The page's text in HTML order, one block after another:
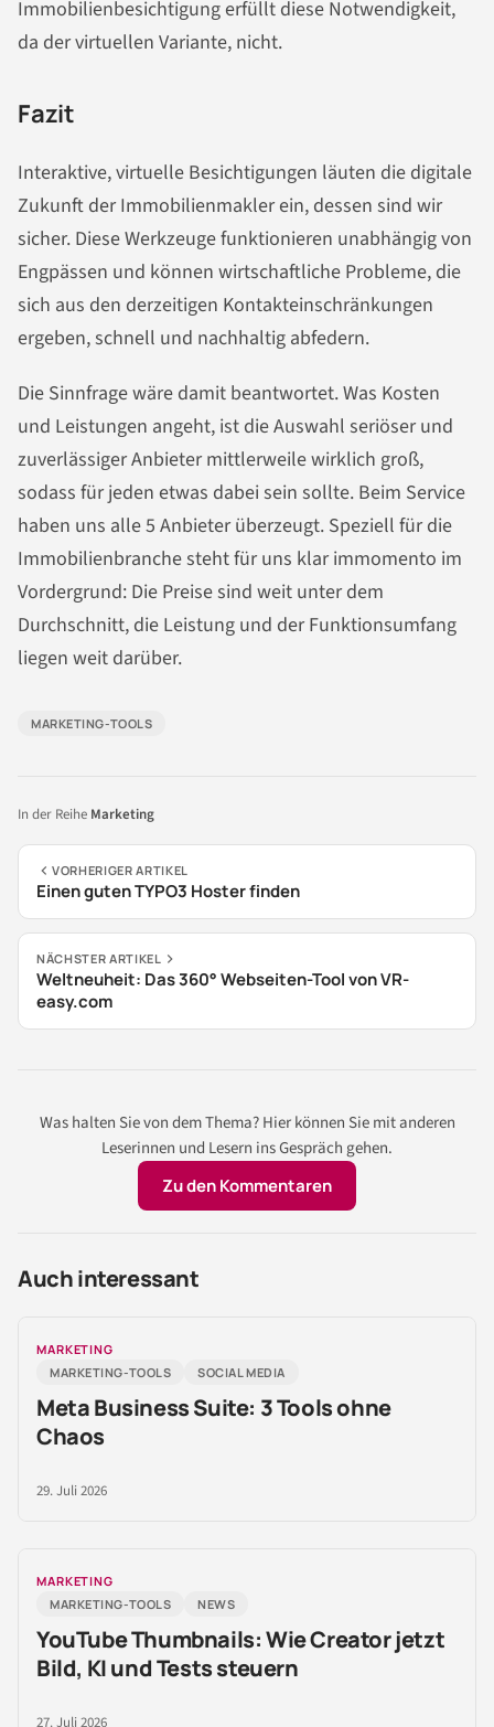
Immobilienbesichtigung erfüllt diese Notwendigkeit,
da der virtuellen Variante, nicht.
Fazit
Interaktive, virtuelle Besichtigungen läuten die digitale
Zukunft der Immobilienmakler ein, dessen sind wir
sicher. Diese Werkzeuge funktionieren unabhängig von
Engpässen und können wirtschaftliche Probleme, die
sich aus den derzeitigen Kontakteinschränkungen
ergeben, schnell und nachhaltig abfedern.
Die Sinnfrage wäre damit beantwortet.Was Kosten
und Leistungen angeht, ist die Auswahl seriöser und
zuverlässiger Anbieter mittlerweile wirklich groß,
sodass für jeden etwas dabei sein sollte. Beim Service
haben uns alle 5 Anbieter überzeugt. Speziell für die
Immobilienbranche steht für uns klar immomento im
Vordergrund: Die Preise sind weit unter dem
Durchschnitt, die Leistung und der Funktionsumfang
liegen weit darüber.
MARKETING-TOOLS
In der Reihe Marketing
VORHERIGER ARTIKEL
Einen guten TYPO3 Hoster finden
NÄCHSTER ARTIKEL
Weltneuheit: Das 360° Webseiten-Tool von VR-
easy.com
Was halten Sie von dem Thema? Hier können Sie mit anderen
Leserinnen und Lesern ins Gespräch gehen.
Zu den Kommentaren
Auch interessant
MARKETING
MARKETING-TOOLS
SOCIAL MEDIA
Meta Business Suite: 3 Tools ohne
Chaos
29. Juli 2026
MARKETING
MARKETING-TOOLS
NEWS
YouTube Thumbnails: Wie Creator jetzt
Bild, KI und Tests steuern
27. Juli 2026